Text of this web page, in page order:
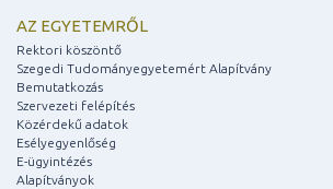
AZ EGYETEMRŐL
Rektori köszöntő
Szegedi Tudományegyetemért Alapítvány
Bemutatkozás
Szervezeti felépítés
Közérdekű adatok
Esélyegyenlőség
E-ügyintézés
Alapítványok